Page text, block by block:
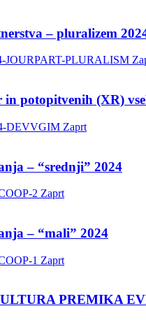
– pluralizem
JOURPART-PLURALISM
in potopitvenih (XR)
DEVVGIM Zaprt
– “srednji” 2024
2 Zaprt
– “mali” 2024
1 Zaprt
PREMIKA